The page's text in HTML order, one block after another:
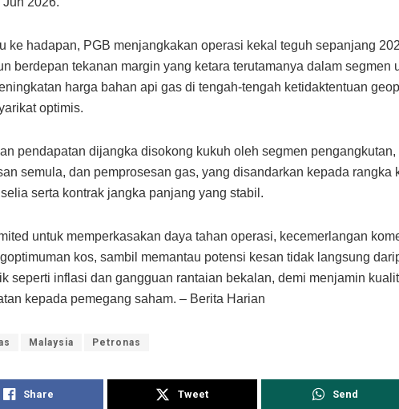
ke hadapan, PGB menjangkakan operasi kekal teguh sepanjang
berdepan tekanan margin yang ketara terutamanya dalam segmen
harga bahan api gas di tengah-tengah ketidaktentuan
optimis.
pendapatan dijangka disokong kukuh oleh segmen pengangkutan,
semula, dan pemprosesan gas, yang disandarkan kepada rangka
serta kontrak jangka panjang yang stabil.
untuk memperkasakan daya tahan operasi, kecemerlangan
kos, sambil memantau potensi kesan tidak langsung
seperti inflasi dan gangguan rantaian bekalan, demi menjamin
kepada pemegang saham. – Berita Harian
Malaysia Petronas
Share Tweet Send